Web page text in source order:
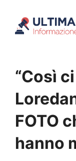
“Così
FOTO
hanno